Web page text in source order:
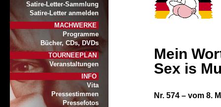
Satire-Letter-Sammlung
Satire-Letter anmelden
MACHWERKE
Programme
Bücher, CDs, DVDs
TOURNEEPLAN
Veranstaltungen
INFO
Vita
Pressestimmen
Pressefotos
Mein
Sex is
Nr. 574 – vom 8.